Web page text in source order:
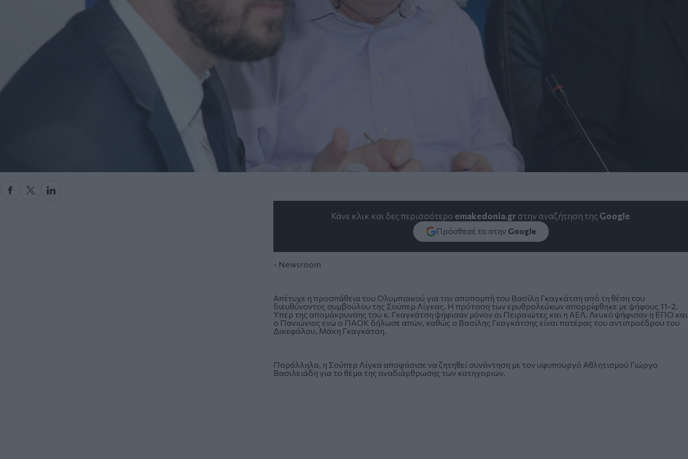
Κάνε κλικ και δες περισσότερο emakedonia.grστην αναζήτηση της Google
Πρόσθεσέ το στην Google
- Newsroom
Απέτυχε η προσπάθεια του Ολυμπιακού για την αποπομπή του Βασίλη Γκαγκάτση από τη θέση του
διευθύνοντος συμβούλου της Σούπερ Λίγκας. Η πρόταση των ερυθρολεύκων απορρίφθηκε με ψήφους 11-2.
Υπέρ της απομάκρυνσης του κ. Γκαγκάτση ψήφισαν μόνον οι Πειραιώτες και η ΑΕΛ. Λευκό ψήφισαν η ΕΠΟ και
ο Πανιώνιος ενώ ο ΠΑΟΚ δήλωσε απών, καθώς ο Βασίλης Γκαγκάτσης είναι πατέρας του αντιπροέδρου του
Δικεφάλου, Μάκη Γκαγκάτση.
Παράλληλα, η Σούπερ Λίγκα αποφάσισε να ζητηθεί συνάντηση με τον υφυπουργό Αθλητισμού Γιώργο
Βασιλειάδη για το θέμα της αναδιάρθρωσης των κατηγοριών.